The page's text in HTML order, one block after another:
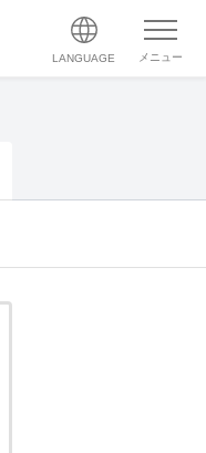
LANGUAGE メニュー